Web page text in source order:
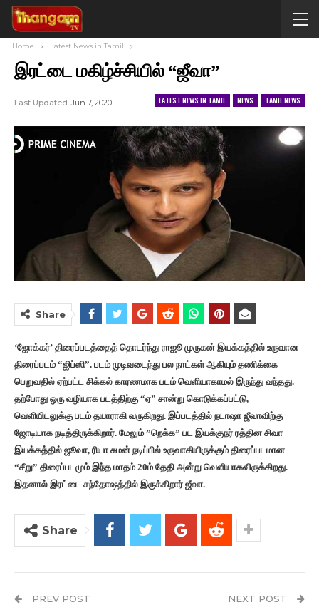
Home Latest News in Tamil
இரட்டை மகிழ்ச்சியில் “ஜீவா”
LATEST NEWS IN TAMIL NEWS TAMIL NEWS
Last Updated Jun 7, 2020
Share
‘ஜோக்கர்’ திரைப்படத்தைத் தொடர்ந்து ராஜூ முருகன் இயக்கத்தில் உருவான
திரைப்படம் “ஜிப்ஸி”. படம் முடிவடைந்து பல நாட்கள் ஆகியும் தணிக்கை
பெறுவதில் ஏற்பட்ட சிக்கல் காரணமாக படம் வெளியாகாமல் இருந்து வந்தது.
தற்போது ஒரு வழியாக படத்திற்கு “ஏ” சான்று கொடுக்கப்பட்டு,
வெளியிடலுக்கு படம் தயாராகி வருகிறது. இப்படத்தில் நடாஷா ஜீவாவிற்கு
ஜோடியாக நடித்திருக்கிறார். மேலும் ”றெக்க” பட இயக்குநர் ரத்தின சிவா
இயக்கத்தில் ஜூவா, ரியா சுமன் நடிப்பில் உருவாகியிருக்கும் திரைப்படமான
“சீறு” திரைப்படமும் இந்த மாதம் 20ம் தேதி அன்று வெளியாகவிருக்கிறது.
இதனால் இரட்டை சந்தோஷத்தில் இருக்கிறார் ஜீவா.
Share
PREV POST NEXT POST